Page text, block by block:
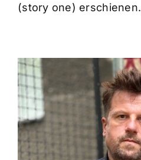
(story one) erschienen.